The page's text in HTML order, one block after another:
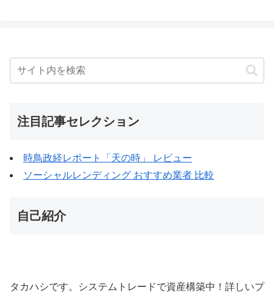
注目記事セレクション
時鳥政経レポート「天の時」 レビュー
ソーシャルレンディング おすすめ業者 比較
自己紹介
タカハシです。システムトレードで資産構築中！詳しいプ